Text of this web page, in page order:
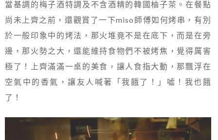
當基調的梅子酒特調及不含酒精的韓國柚子茶。在餐點
尚未上齊之前，還觀賞了一下miso師傅如何烤串，有別
於一般印象中的烤法，那火堆竟不是在底下，而是在旁
邊，那火勢之大，還能維持食物們不被烤焦，覺得厲害
極了！上齊滿滿一桌的美食，讓人食指大動，那飄浮在
空氣中的香氣，讓友人喊著「我餓了！」噓！我也餓
了！